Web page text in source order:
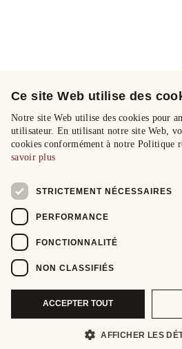
Ce site Web utilise des
Notre site Web utilise des cookies pour
utilisateur. En utilisant notre site Web,
cookies conformément à notre Politique
savoir plus
STRICTEMENT NÉCESSAIRES
PERFORMANCE
FONCTIONNALITÉ
NON CLASSIFIÉS
ACCEPTER TOUT
AFFICHER LES